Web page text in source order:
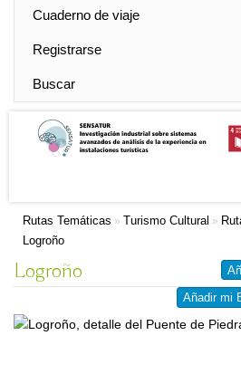
Cuaderno de viaje
Registrarse
Buscar
Rutas Temáticas » Turismo Cultural »
Logroño
Añadir mi
Logroño